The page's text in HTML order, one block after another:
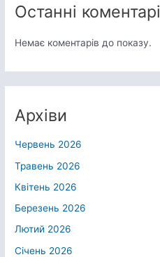
Останні коментарі
Немає коментарів до показу.
Архіви
Червень 2026
Травень 2026
Квітень 2026
Березень 2026
Лютий 2026
Січень 2026